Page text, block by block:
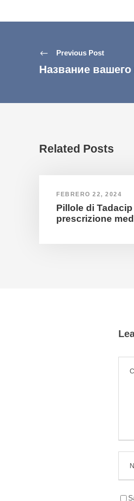
Previous Post
Название вашего
Related Posts
FEBRERO 22, 2024
Pillole di
prescrizione